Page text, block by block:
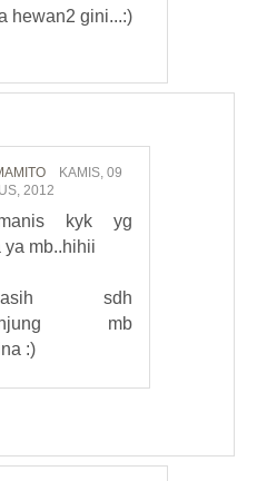
hewan2 gini...:)
KAMIS, 09
2012
kyk yg
ya mb..hihii
sdh
mb
:)